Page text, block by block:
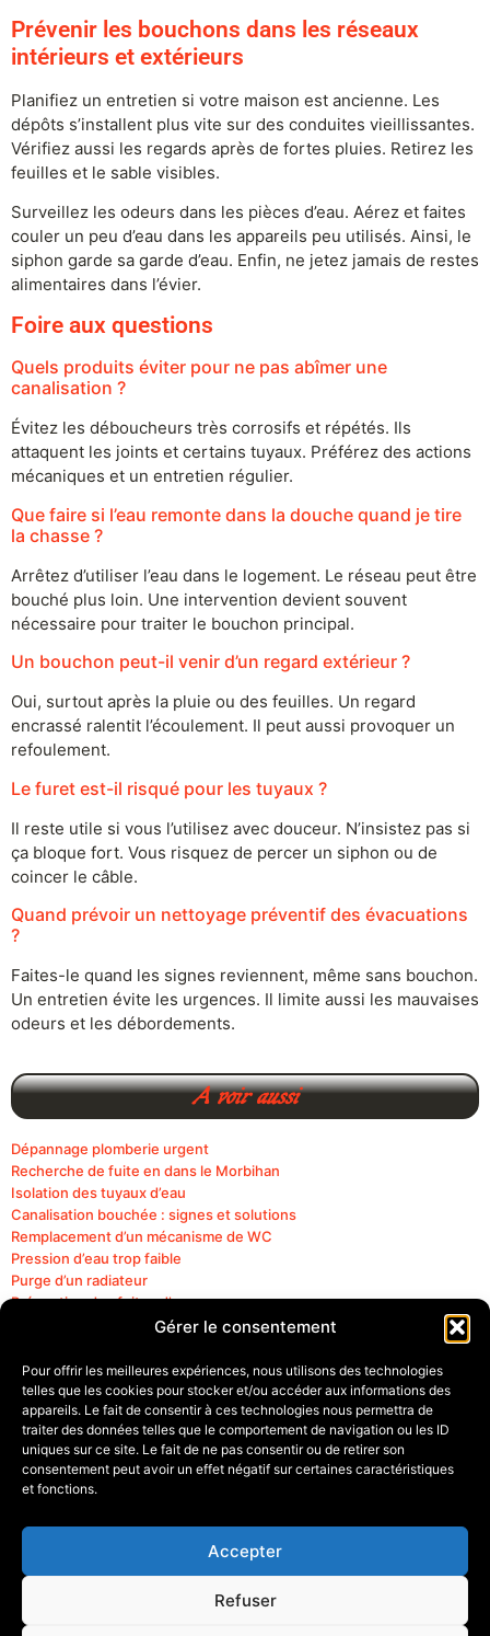
Gérer le consentement
Pour offrir les meilleures expériences, nous utilisons des technologies
telles que les cookies pour stocker et/ou accéder aux informations des
appareils. Le fait de consentir à ces technologies nous permettra de
traiter des données telles que le comportement de navigation ou les ID
uniques sur ce site. Le fait de ne pas consentir ou de retirer son
consentement peut avoir un effet négatif sur certaines caractéristiques
et fonctions.
Accepter
Refuser
Prévenir les bouchons dans les réseaux
intérieurs et extérieurs
Planifiez un entretien si votre maison est ancienne. Les
dépôts s’installent plus vite sur des conduites vieillissantes.
Vérifiez aussi les regards après de fortes pluies. Retirez les
feuilles et le sable visibles.
Surveillez les odeurs dans les pièces d’eau. Aérez et faites
couler un peu d’eau dans les appareils peu utilisés. Ainsi, le
siphon garde sa garde d’eau. Enfin, ne jetez jamais de restes
alimentaires dans l’évier.
Foire aux questions
Quels produits éviter pour ne pas abîmer une
canalisation ?
Évitez les déboucheurs très corrosifs et répétés. Ils
attaquent les joints et certains tuyaux. Préférez des actions
mécaniques et un entretien régulier.
Que faire si l’eau remonte dans la douche quand je tire
la chasse ?
Arrêtez d’utiliser l’eau dans le logement. Le réseau peut être
bouché plus loin. Une intervention devient souvent
nécessaire pour traiter le bouchon principal.
Un bouchon peut-il venir d’un regard extérieur ?
Oui, surtout après la pluie ou des feuilles. Un regard
encrassé ralentit l’écoulement. Il peut aussi provoquer un
refoulement.
Le furet est-il risqué pour les tuyaux ?
Il reste utile si vous l’utilisez avec douceur. N’insistez pas si
ça bloque fort. Vous risquez de percer un siphon ou de
coincer le câble.
Quand prévoir un nettoyage préventif des évacuations
?
Faites-le quand les signes reviennent, même sans bouchon.
Un entretien évite les urgences. Il limite aussi les mauvaises
odeurs et les débordements.
A voir aussi
Dépannage plomberie urgent
Recherche de fuite en dans le Morbihan
Isolation des tuyaux d’eau
Canalisation bouchée : signes et solutions
Remplacement d’un mécanisme de WC
Pression d’eau trop faible
Purge d’un radiateur
Prévention des fuites d’eau
Entretien d’un chauffe-eau
Robinet qui fuit : causes et solutions
Détection fuite d’eau
Débouchage WC
Robinet qui fuit
Entretien canalisations
Réparation fuite d’eau
1, Impasse du Cressant – 56230 QUESTEMBERT